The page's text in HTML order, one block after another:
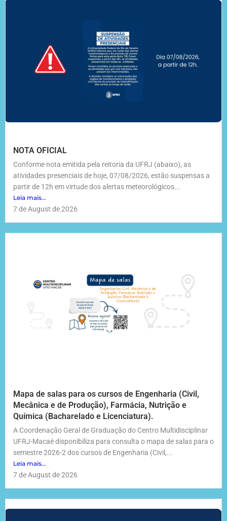
NOTA OFICIAL
Conforme nota emitida pela reitoria da UFRJ (abaixo), as
atividades presenciais de hoje, 07/08/2026, estão suspensas a
partir de 12h em virtude dos alertas meteorológicos...
Leia mais...
7 de August de 2026
Mapa de salas para os cursos de Engenharia (Civil,
Mecânica e de Produção), Farmácia, Nutrição e
Química (Bacharelado e Licenciatura).
A Coordenação Geral de Graduação do Centro Multidisciplinar
UFRJ-Macaé disponibiliza para consulta o mapa de salas para o
semestre 2026-2 dos cursos de Engenharia (Civil,...
Leia mais...
7 de August de 2026